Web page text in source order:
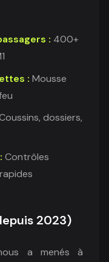
: 400+
: Mousse
dossiers,
Contrôles
2023)
a menés à